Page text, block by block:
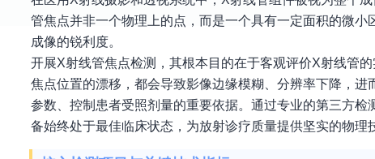
管焦点并非一个物理上的点，而是一个具有一定面积的微
成像的锐利度。
开展X射线管焦点检测，其根本目的在于客观评价X射线管
焦点位置的漂移，都会导致影像边缘模糊、分辨率下降，
参数、控制患者受照剂量的重要依据。通过专业的第三方
备始终处于最佳临床状态，为放射诊疗质量提供坚实的物理